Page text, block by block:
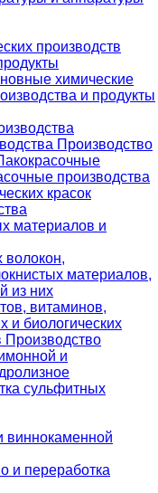
производств
химические
и продукты
Производство
производства
красок
материалов и
волокон,
материалов,
из них
витаминов,
и биологических
Производство
и
сульфитных
виннокаменной
и переработка